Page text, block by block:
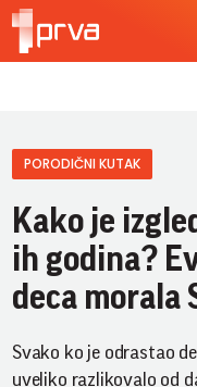
PORODIČNI KUTAK
Kako je
ih godina?
deca morala
Svako ko je odrastao
uveliko razlikovalo od